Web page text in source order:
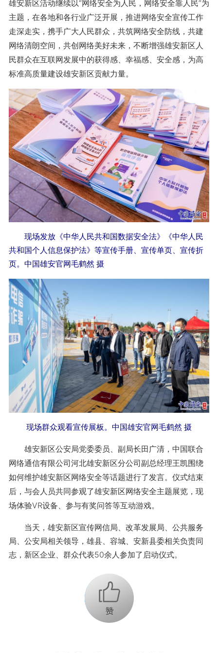
雄安新区活动继续以“网络安全为人民，网络安全靠人民”为
主题，在各地和各行业广泛开展，推进网络安全宣传工作
走深走实，携手广大人民群众，共筑网络安全防线，共建
网络清朗空间，共创网络美好未来，不断增强雄安新区人
民群众在互联网发展中的获得感、幸福感、安全感，为高
标准高质量建设雄安新区贡献力量。
现场发放《中华人民共和国数据安全法》《中华人民
共和国个人信息保护法》等宣传手册、宣传单页、宣传折
页。中国雄安官网毛鹤然 摄
现场群众观看宣传展板。中国雄安官网毛鹤然 摄
雄安新区公安局党委委员、副局长田广清，中国联合
网络通信有限公司河北雄安新区分公司副总经理王凯围绕
如何维护雄安新区网络安全等话题进行了发言。仪式结束
后，与会人员共同参观了雄安新区网络安全主题展览，现
场体验VR设备、参与有奖问答等互动游戏。
当天，雄安新区宣传网信局、改革发展局、公共服务
局、公安局相关领导，雄县、容城、安新县委相关负责同
志，新区企业、群众代表50余人参加了启动仪式。
+1